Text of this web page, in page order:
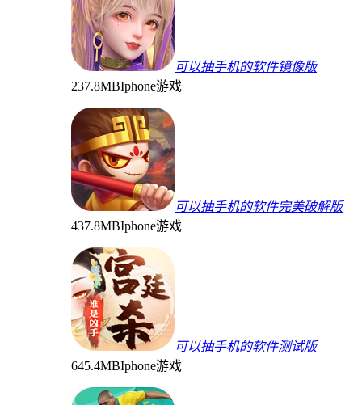
可以抽手机的软件镜像版
237.8MBIphone游戏
可以抽手机的软件完美破解版
437.8MBIphone游戏
可以抽手机的软件测试版
645.4MBIphone游戏